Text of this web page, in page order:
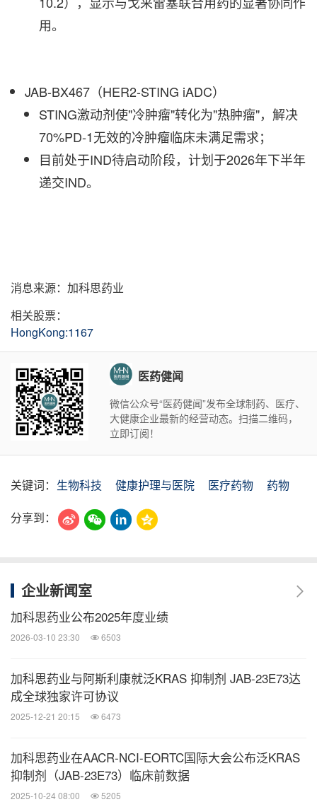
用。
JAB-BX467（HER2-STING iADC）
STING激动剂使"冷肿瘤"转化为"热肿瘤"，解决
70%PD-1无效的冷肿瘤临床未满足需求；
目前处于IND待启动阶段，计划于2026年下半年
递交IND。
消息来源：加科思药业
相关股票：
HongKong:1167
医药健闻
微信公众号“医药健闻”发布全球制药、医疗、
大健康企业最新的经营动态。扫描二维码，
立即订阅！
关键词： 生物科技 健康护理与医院 医疗药物
药物
分享到：
企业新闻室
加科思药业公布2025年度业绩
2026-03-10 23:30 6503
加科思药业与阿斯利康就泛KRAS 抑制剂 JAB-23E73达
成全球独家许可协议
2025-12-21 20:15 6473
加科思药业在AACR-NCI-EORTC国际大会公布泛KRAS
抑制剂（JAB-23E73）临床前数据
2025-10-24 08:00 5205